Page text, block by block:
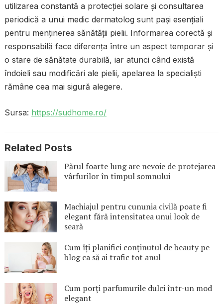
utilizarea constantă a protecției solare și consultarea
periodică a unui medic dermatolog sunt pași esențiali
pentru menținerea sănătății pielii. Informarea corectă și
responsabilă face diferența între un aspect temporar și
o stare de sănătate durabilă, iar atunci când există
îndoieli sau modificări ale pielii, apelarea la specialiști
rămâne cea mai sigură alegere.
Sursa: https://sudhome.ro/
Related Posts
Părul foarte lung are nevoie de protejarea
vârfurilor în timpul somnului
Machiajul pentru cununia civilă poate fi
elegant fără intensitatea unui look de
seară
Cum îți planifici conținutul de beauty pe
blog ca să ai trafic tot anul
Cum porți parfumurile dulci într-un mod
elegant